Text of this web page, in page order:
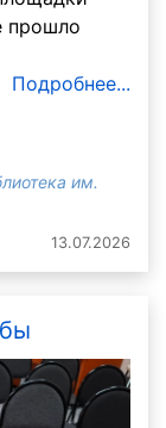
прошло
Подробнее...
им.
13.07.2026